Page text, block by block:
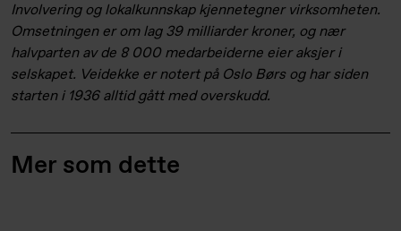
Involvering og lokalkunnskap kjennetegner virksomheten.
Omsetningen er om lag 39 milliarder kroner, og nær
halvparten av de 8 000 medarbeiderne eier aksjer i
selskapet. Veidekke er notert på Oslo Børs og har siden
starten i 1936 alltid gått med overskudd.
Mer som dette